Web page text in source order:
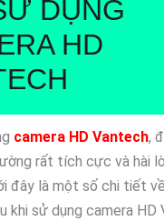
DỤNG
HD
camera HD Vantech,
rất tích cực và hài
đây là một số chi tiết
khi sử dụng camera HD